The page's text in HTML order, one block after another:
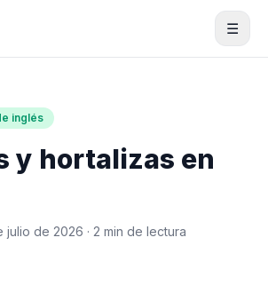
☰
inglés
y hortalizas en
julio de 2026 · 2 min de lectura